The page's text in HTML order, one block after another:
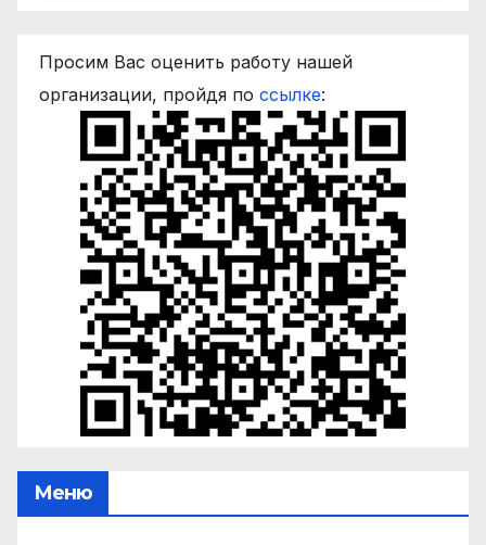
Просим Вас оценить работу нашей
организации, пройдя по ссылке:
Меню